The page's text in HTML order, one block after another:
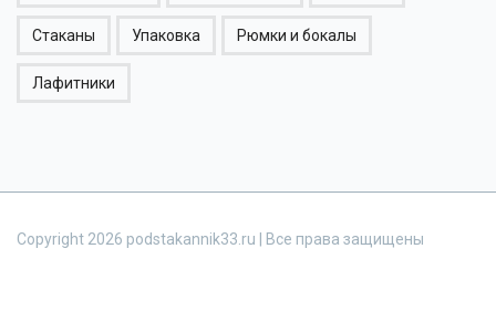
Стаканы Упаковка Рюмки и бокалы
Лафитники
Copyright 2026 podstakannik33.ru | Все права защищены